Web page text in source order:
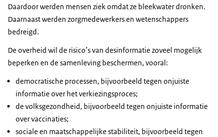
Daardoor werden mensen ziek omdat ze bleekwater dronken.
Daarnaast werden zorgmedewerkers en wetenschappers
bedreigd.
De overheid wil de risico’s van desinformatie zoveel mogelijk
beperken en de samenleving beschermen, vooral:
democratische processen, bijvoorbeeld tegen onjuiste
informatie over het verkiezingsproces;
de volksgezondheid, bijvoorbeeld tegen onjuiste informatie
over vaccinaties;
sociale en maatschappelijke stabiliteit, bijvoorbeeld tegen